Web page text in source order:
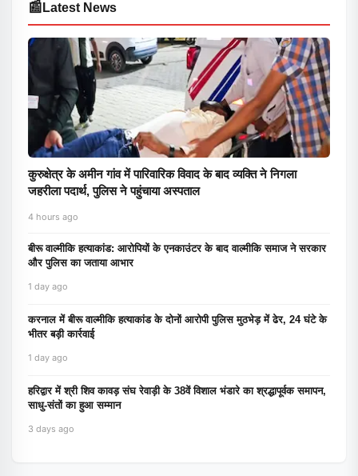
📰 Latest News
कुरुक्षेत्र के अमीन गांव में पारिवारिक विवाद के बाद व्यक्ति ने निगला
जहरीला पदार्थ, पुलिस ने पहुंचाया अस्पताल
4 hours ago
बीरू वाल्मीकि हत्याकांड: आरोपियों के एनकाउंटर के बाद वाल्मीकि समाज ने सरकार
और पुलिस का जताया आभार
1 day ago
करनाल में बीरू वाल्मीकि हत्याकांड के दोनों आरोपी पुलिस मुठभेड़ में ढेर, 24 घंटे के
भीतर बड़ी कार्रवाई
1 day ago
हरिद्वार में श्री शिव कावड़ संघ रेवाड़ी के 38वें विशाल भंडारे का श्रद्धापूर्वक समापन,
साधु-संतों का हुआ सम्मान
3 days ago